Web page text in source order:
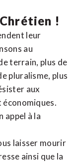
!
leur
au
terrain, plus de
pluralisme, plus
aux
appel à la
laisser mourir
ainsi que la